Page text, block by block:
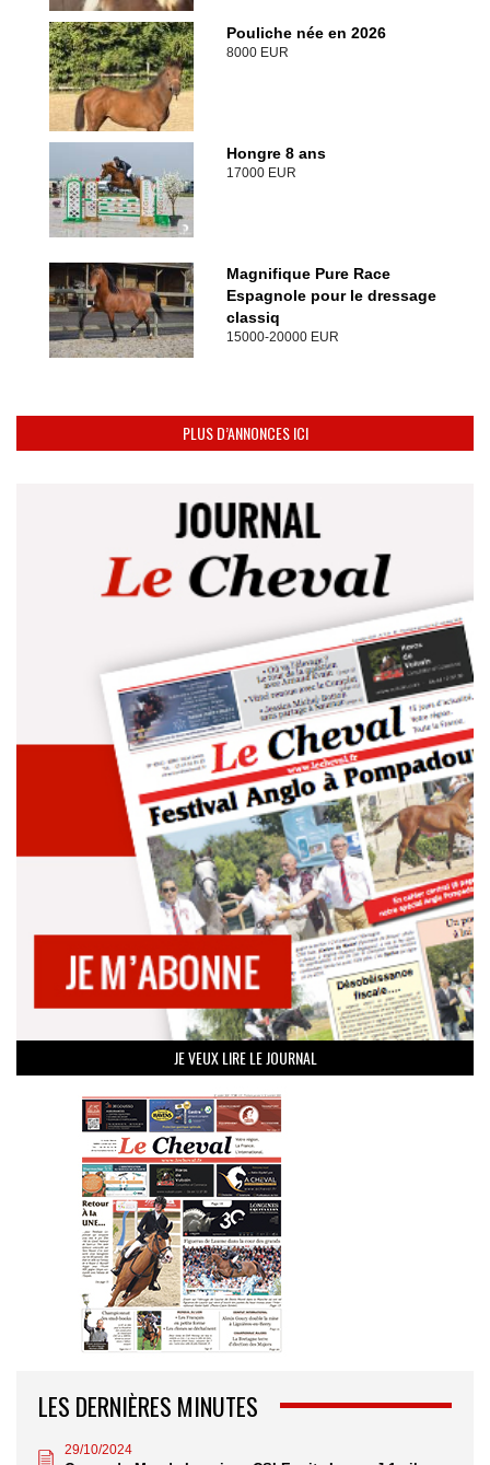
Pouliche née en 2026
8000 EUR
Hongre 8 ans
17000 EUR
Magnifique Pure Race
Espagnole pour le dressage
classiq
15000-20000 EUR
PLUS D’ANNONCES ICI
JE VEUX LIRE LE JOURNAL
LES DERNIÈRES MINUTES
29/10/2024